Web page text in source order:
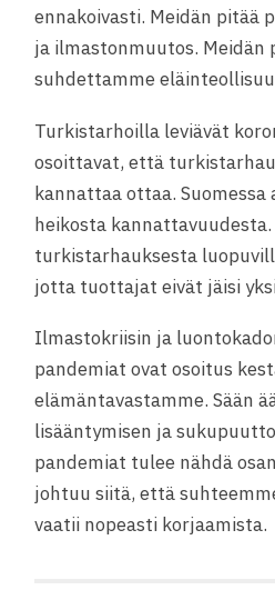
ennakoivasti. Meidän pitää
ja ilmastonmuutos. Meidän
suhdettamme
Turkistarhoilla leviävät
osoittavat, että
kannattaa ottaa.
heikosta
turkistarhauksesta
jotta tuottajat eivät jäisi
Ilmastokriisin ja
pandemiat ovat osoitus
elämäntavastamme. Sään
lisääntymisen ja
pandemiat tulee nähdä
johtuu siitä, että
vaatii nopeasti korjaamista.